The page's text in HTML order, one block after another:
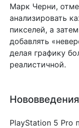
Марк Черни,
анализировать
пикселей, а
добавлять
делая графику
реалистичной.
PlayStation 5 Pro